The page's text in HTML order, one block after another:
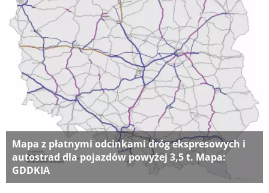
Mapa z płatnymi odcinkami dróg ekspresowych i
autostrad dla pojazdów powyżej 3,5 t. Mapa:
GDDKIA